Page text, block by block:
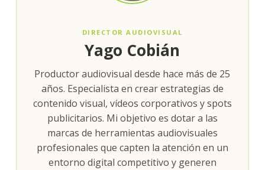
DIRECTOR AUDIOVISUAL
Yago Cobián
Productor audiovisual desde hace más de 25
años. Especialista en crear estrategias de
contenido visual, vídeos corporativos y spots
publicitarios. Mi objetivo es dotar a las
marcas de herramientas audiovisuales
profesionales que capten la atención en un
entorno digital competitivo y generen